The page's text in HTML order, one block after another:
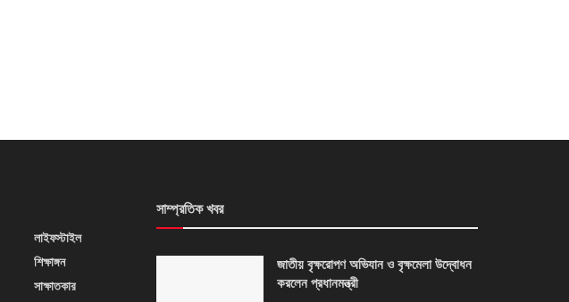
লাইফস্টাইল
শিক্ষাঙ্গন
সাক্ষাতকার
সাম্প্রতিক খবর
জাতীয় বৃক্ষরোপণ অভিযান ও বৃক্ষমেলা উদ্বোধন
করলেন প্রধানমন্ত্রী